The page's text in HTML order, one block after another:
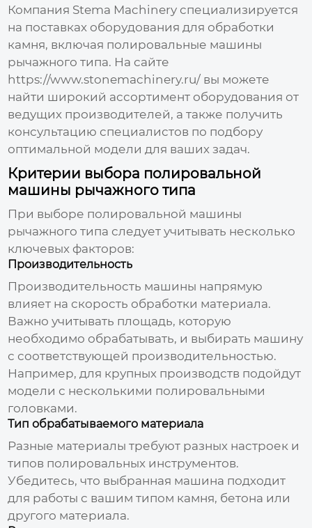
Компания Stema Machinery специализируется
на поставках оборудования для обработки
камня, включая полировальные машины
рычажного типа. На сайте
https://www.stonemachinery.ru/ вы можете
найти широкий ассортимент оборудования от
ведущих производителей, а также получить
консультацию специалистов по подбору
оптимальной модели для ваших задач.
Критерии выбора полировальной
машины рычажного типа
При выборе полировальной машины
рычажного типа следует учитывать несколько
ключевых факторов:
Производительность
Производительность машины напрямую
влияет на скорость обработки материала.
Важно учитывать площадь, которую
необходимо обрабатывать, и выбирать машину
с соответствующей производительностью.
Например, для крупных производств подойдут
модели с несколькими полировальными
головками.
Тип обрабатываемого материала
Разные материалы требуют разных настроек и
типов полировальных инструментов.
Убедитесь, что выбранная машина подходит
для работы с вашим типом камня, бетона или
другого материала.